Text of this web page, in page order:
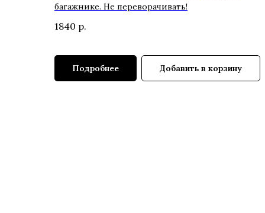
багажнике. Не переворачивать!
1840 р.
Подробнее Добавить в корзину